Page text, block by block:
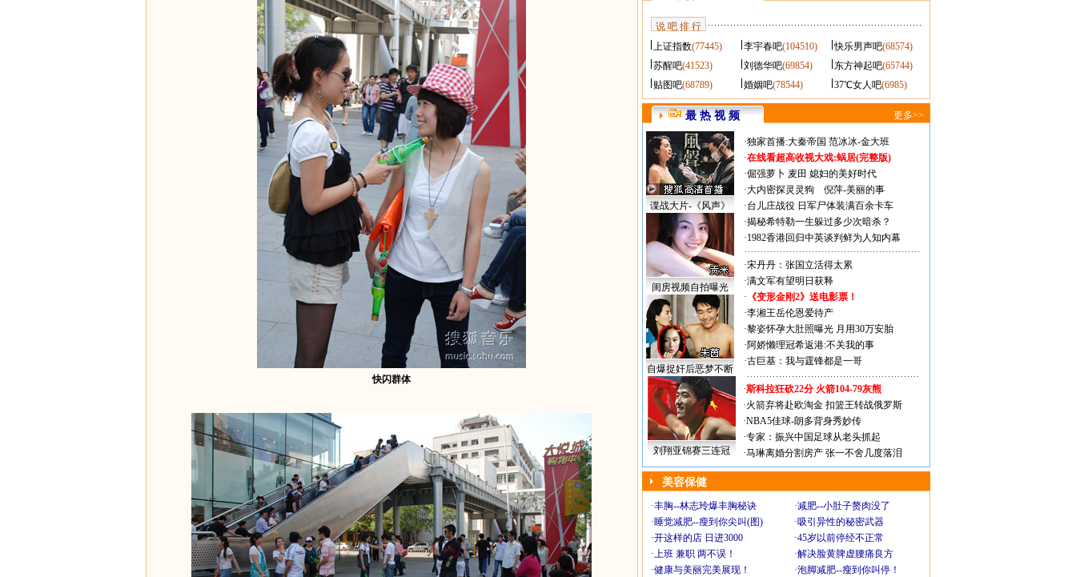
快闪群体
说 吧 排 行
上证指数(77445) 李宇春吧(104510) 快乐男声吧(68574)
苏醒吧(41523) 刘德华吧(69854) 东方神起吧(65744)
贴图吧(68789) 婚姻吧(78544) 37℃女人吧(6985)
最 热 视 频 更多>>
谍战大片-《风声》
闺房视频自拍曝光
自爆捉奸后恶梦不断
·独家首播:大秦帝国 范冰冰-金大班
·在线看超高收视大戏:蜗居(完整版)
·倔强萝卜 麦田 媳妇的美好时代
·大内密探灵灵狗
倪萍-美丽的事
·台儿庄战役 日军尸体装满百余卡车
·揭秘希特勒一生躲过多少次暗杀？
·1982香港回归中英谈判鲜为人知内幕
·宋丹丹：张国立活得太累
·满文军有望明日获释
· 《变形金刚2》送电影票！
·李湘王岳伦恩爱待产
·黎姿怀孕大肚照曝光 月用30万安胎
·阿娇懒理冠希返港:不关我的事
·古巨基：我与霆锋都是一哥
刘翔亚锦赛三连冠
·斯科拉狂砍22分 火箭104-79灰熊
·火箭弃将赴欧淘金 扣篮王转战俄罗斯
·NBA5佳球-朗多背身秀妙传
·专家：振兴中国足球从老头抓起
·马琳离婚分割房产 张一不舍几度落泪
美容保健
·丰胸--林志玲爆丰胸秘诀 ·减肥--小肚子赘肉没了
·睡觉减肥--瘦到你尖叫(图) ·吸引异性的秘密武器
·开这样的店 日进3000 ·45岁以前停经不正常
·上班 兼职 两不误！ ·解决脸黄脾虚腰痛良方
·健康与美丽完美展现！ ·泡脚减肥--瘦到你叫停！